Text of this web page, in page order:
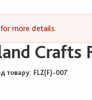
more details.
Crafts
товару FLZ(F)-007